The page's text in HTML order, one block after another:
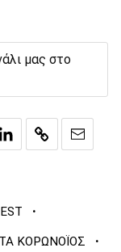
μας στο
·
ΚΟΡΩΝΟΪΟΣ ·